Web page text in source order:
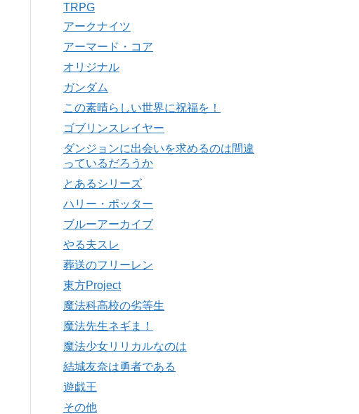
TRPG
アークナイツ
アーマード・コア
オリジナル
ガンダム
この素晴らしい世界に祝福を！
ゴブリンスレイヤー
ダンジョンに出会いを求めるのは間違
っているだろうか
とあるシリーズ
ハリー・ポッター
ブルーアーカイブ
やる夫スレ
葬送のフリーレン
東方Project
魔法科高校の劣等生
魔法先生ネギま！
魔法少女リリカルなのは
結城友奈は勇者である
遊戯王
その他